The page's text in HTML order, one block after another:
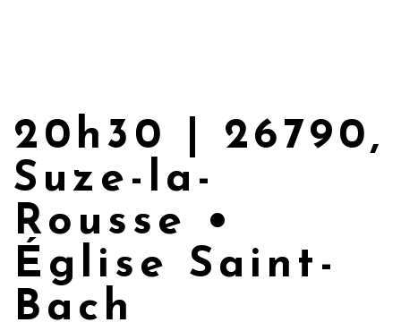
20h30 | 26790,
Suze-la-
Rousse •
Église Saint-
Bach